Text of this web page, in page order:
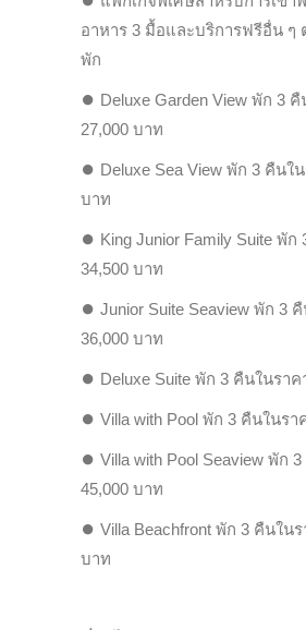
อาหาร 3 มื้อและบริการฟรีอื่น ๆ
พัก
⏺ Deluxe Garden View พัก 3
27,000 บาท
⏺ Deluxe Sea View พัก 3 คืนใ
บาท
⏺ King Junior Family Suite พัก
34,500 บาท
⏺ Junior Suite Seaview พัก 3
36,000 บาท
⏺ Deluxe Suite พัก 3 คืนในราค
⏺ Villa with Pool พัก 3 คืนในรา
⏺ Villa with Pool Seaview พัก
45,000 บาท
⏺ Villa Beachfront พัก 3 คืนใน
บาท